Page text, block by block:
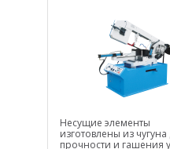
Несущие элементы
изготовлены из чугуна
прочности и гашения